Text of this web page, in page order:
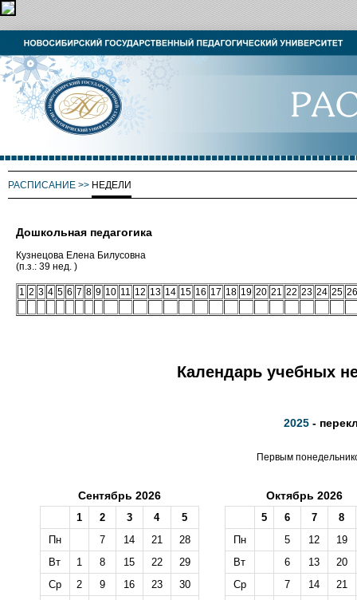
РАСПИСАНИЕ >> НЕДЕЛИ
Дошкольная педагогика
Кузнецова Елена Билусовна
(п.з.: 39 нед. )
1 2 3 4 5 6 7 8 9 10 11 12 13 14 15 16 17 18 19 20 21 22 23 24 25 26
Календарь учебных
2025 -
Первым
Сентябрь 2026
1 2 3 4
5
Пн
7 14 21
28
Вт
1 8 15 22
29
Ср
2 9 16 23
30
Октябрь 2026
5 6 7
8
Пн
5 12
19
Вт
6 13
20
Ср
7 14
21